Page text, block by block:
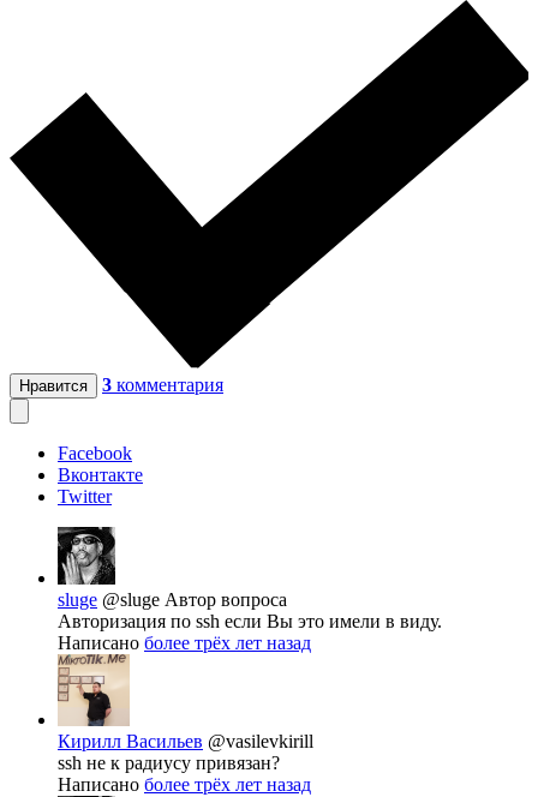
Нравится 3 комментария
Facebook
Вконтакте
Twitter
sluge @sluge Автор вопроса
Авторизация по ssh если Вы это имели в виду.
Написано более трёх лет назад
Кирилл Васильев @vasilevkirill
ssh не к радиусу привязан?
Написано более трёх лет назад